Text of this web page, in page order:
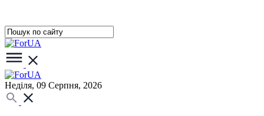
Неділя, 09 Серпня, 2026